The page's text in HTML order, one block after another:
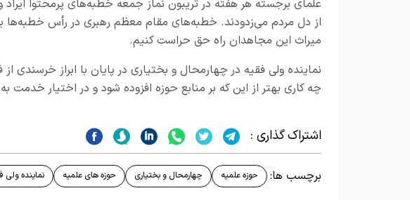
علمای برجسته هر هفته در تریبون نماز جمعه خطبه‌های پرمحتوا
از دل مردم می‌زدودند. خطبه‌های مقام معظم رهبری در رأس خطبه‌ها
میراث این مجاهدان راه حق حراست کنیم.
نماینده ولی فقیه در چهارمحال و بختیاری در پایان با ابراز
چه کاری بهتر از این که بر منابع حوزه افزوده شود و در اختیار خدمت
اشتراک گذاری :
برچسب ها: حوزه علمیه چهارمحال و بختیاری حوزه های علمیه نماینده ولی